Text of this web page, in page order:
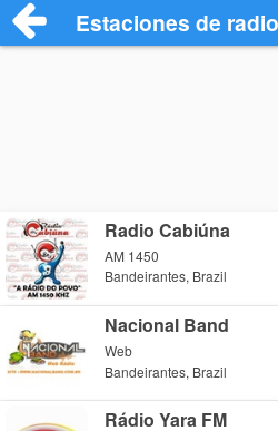
Estaciones de
Radio Cabiúna
AM 1450
Bandeirantes, Brazil
Nacional Band
Web
Bandeirantes, Brazil
Rádio Yara FM